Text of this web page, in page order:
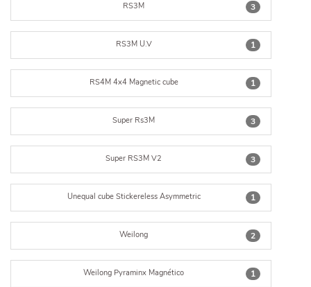
3
RS3M
1
RS3M U.V
1
RS4M 4x4 Magnetic cube
3
Super Rs3M
3
Super RS3M V2
1
Unequal cube Stickereless Asymmetric
2
Weilong
1
Weilong Pyraminx Magnético